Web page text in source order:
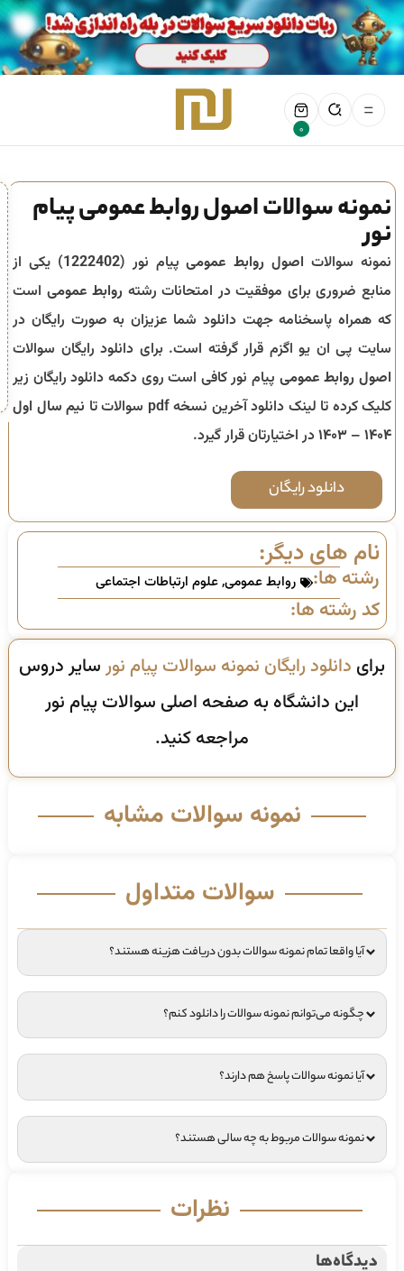
0
نمونه سوالات اصول روابط عمومی پیام
نور
نمونه سوالات اصول روابط عمومیپیام نور (1222402) یکی از
منابع ضروری برای موفقیت در امتحانات رشته روابط عمومی است
که همراه پاسخنامه جهت دانلود شما عزیزان به صورت رایگان در
سایت پی ان یو اگزم قرار گرفته است. برای دانلود رایگان سوالات
اصول روابط عمومی پیام نور کافی است روی دکمه دانلود رایگان زیر
کلیک کرده تا لینک دانلود آخرین نسخه pdf سوالات تا
نیم سال اول
۱۴۰۴ – ۱۴۰۳
در اختیارتان قرار گیرد.
دانلود رایگان
نام های دیگر:
رشته ها: روابط عمومی,علوم ارتباطات اجتماعی
کد رشته ها:
برای دانلود رایگان نمونه سوالات پیام نورسایر دروس
این دانشگاه به صفحه اصلی سوالات پیام نور
مراجعه کنید.
نمونه سوالات مشابه
سوالات متداول
آیا واقعا تمام نمونه سوالات بدون دریافت هزینه هستند؟
چگونه می‌توانم نمونه سوالات را دانلود کنم؟
آیا نمونه سوالات پاسخ هم دارند؟
نمونه سوالات مربوط به چه سالی هستند؟
نظرات
دیدگاه‌ها